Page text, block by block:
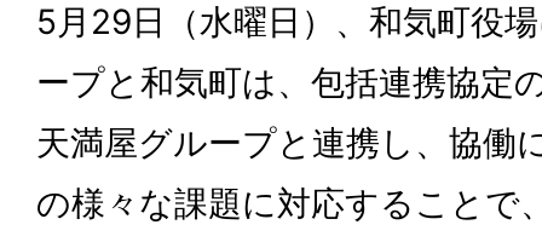
5月29日（水曜日）、和気町役
ープと和気町は、包括連携協定
天満屋グループと連携し、協働
の様々な課題に対応することで